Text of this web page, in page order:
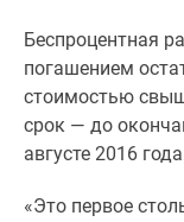
Панорамы
новостроек
Видеообзор
новостроек
Экспертиза
новостроек
Беспроцентная
погашением
стоимостью
срок — до
августе 2016
«Это первое